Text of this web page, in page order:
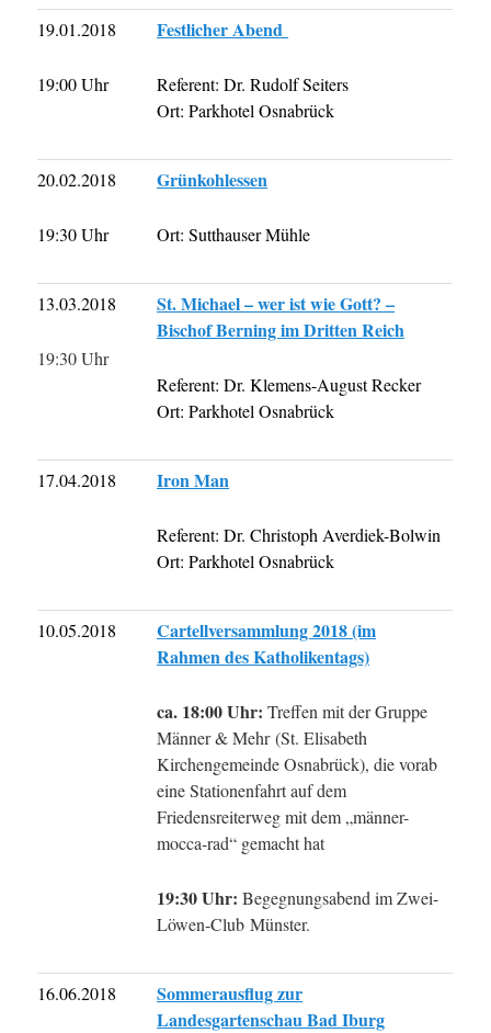
19.01.2018
19:00 Uhr
Festlicher Abend
Referent: Dr. Rudolf Seiters
Ort: Parkhotel Osnabrück
20.02.2018
19:30 Uhr
Grünkohlessen
Ort: Sutthauser Mühle
13.03.2018
19:30 Uhr
St. Michael – wer ist wie Gott? –
Bischof Berning im Dritten Reich
Referent: Dr. Klemens-August Recker
Ort: Parkhotel Osnabrück
17.04.2018 Iron Man
Referent: Dr. Christoph Averdiek-Bolwin
Ort: Parkhotel Osnabrück
10.05.2018
Cartellversammlung 2018 (im
Rahmen des Katholikentags)
ca. 18:00 Uhr: Treffen mit der Gruppe
Männer & Mehr (St. Elisabeth
Kirchengemeinde Osnabrück), die vorab
eine Stationenfahrt auf dem
Friedensreiterweg mit dem „männer-
mocca-rad“ gemacht hat
19:30 Uhr: Begegnungsabend im Zwei-
Löwen-Club Münster.
16.06.2018
Sommerausflug zur
Landesgartenschau Bad Iburg